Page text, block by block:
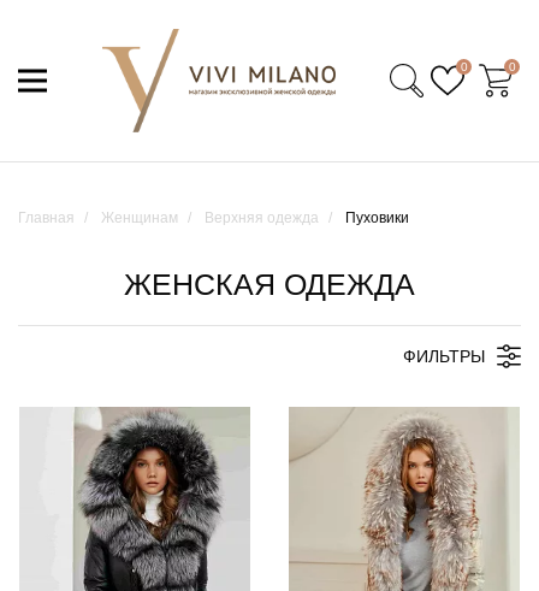
0 0
Главная Женщинам Верхняя одежда Пуховики
ЖЕНСКАЯ ОДЕЖДА
ФИЛЬТРЫ